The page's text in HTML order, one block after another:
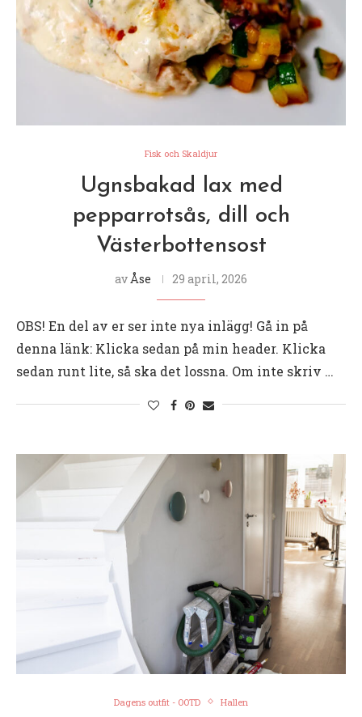
Fisk och Skaldjur
Ugnsbakad lax med
pepparrotsås, dill och
Västerbottensost
av Åse 29 april, 2026
OBS! En del av er ser inte nya inlägg! Gå in på
denna länk: Klicka sedan på min header. Klicka
sedan runt lite, så ska det lossna. Om inte skriv …
Dagens outfit - OOTD Hallen